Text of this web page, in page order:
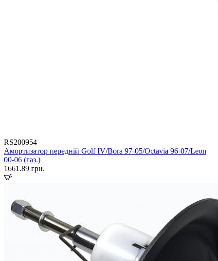
RS200954
Амортизатор передній Golf IV/Bora 97-05/Octavia 96-07/Leon
00-06 (газ.)
1661.89 грн.